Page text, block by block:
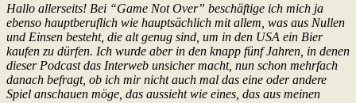
Hallo allerseits! Bei “Game Not Over” beschäftige ich mich ja
ebenso hauptberuflich wie hauptsächlich mit allem, was aus Nullen
und Einsen besteht, die alt genug sind, um in den USA ein Bier
kaufen zu dürfen. Ich wurde aber in den knapp fünf Jahren, in denen
dieser Podcast das Interweb unsicher macht, nun schon mehrfach
danach befragt, ob ich mir nicht auch mal das eine oder andere
Spiel anschauen möge, das aussieht wie eines, das aus meinen